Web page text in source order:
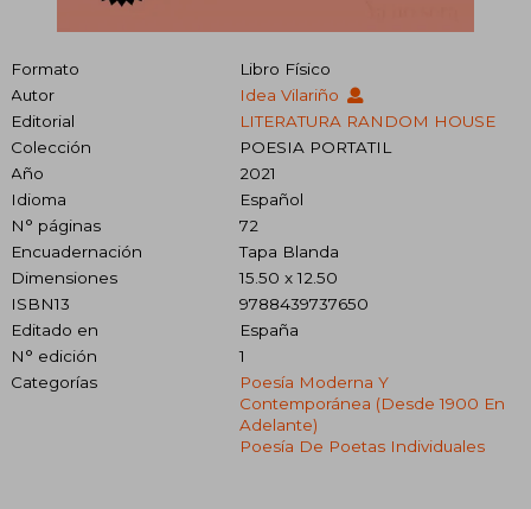
Formato
Libro Físico
Autor
Idea Vilariño
Editorial
LITERATURA RANDOM HOUSE
Colección
POESIA PORTATIL
Año
2021
Idioma
Español
N° páginas
72
Encuadernación
Tapa Blanda
Dimensiones
15.50 x 12.50
ISBN13
9788439737650
Editado en
España
N° edición
1
Categorías
Poesía Moderna Y
Contemporánea (desde 1900 En
Adelante)
Poesía De Poetas Individuales